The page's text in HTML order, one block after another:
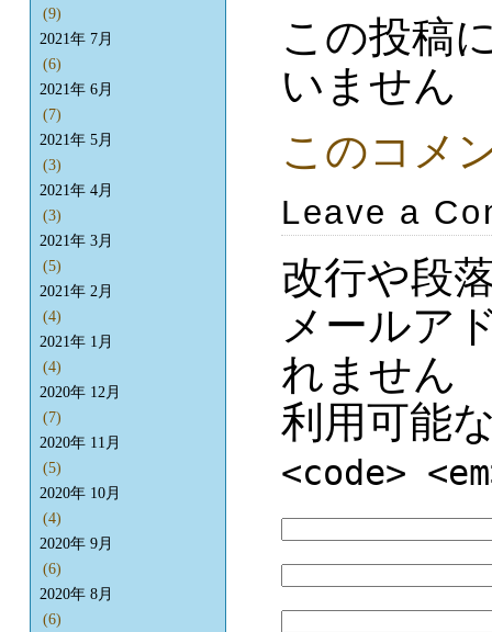
この投稿
いません
このコメ
Leave a
改行や段
メールア
れません
利用可能
<code>
(9)
2021年 7月
(6)
2021年 6月
(7)
2021年 5月
(3)
2021年 4月
(3)
2021年 3月
(5)
2021年 2月
(4)
2021年 1月
(4)
2020年 12月
(7)
2020年 11月
(5)
2020年 10月
(4)
2020年 9月
(6)
2020年 8月
(6)